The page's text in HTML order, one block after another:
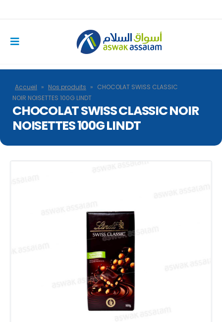
Accueil » Nos produits » CHOCOLAT SWISS CLASSIC
NOIR NOISETTES 100G LINDT
CHOCOLAT SWISS CLASSIC NOIR
NOISETTES 100G LINDT